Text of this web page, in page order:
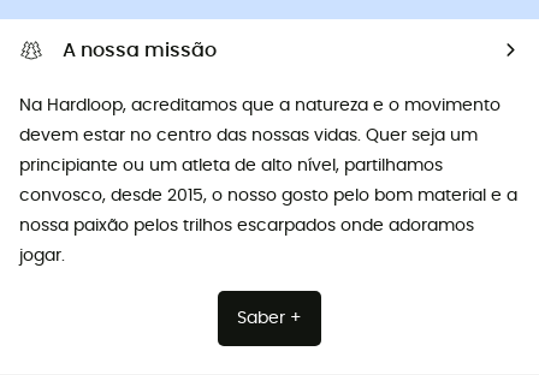
A nossa missão
Na Hardloop, acreditamos que a natureza e o movimento
devem estar no centro das nossas vidas. Quer seja um
principiante ou um atleta de alto nível, partilhamos
convosco, desde 2015, o nosso gosto pelo bom material e a
nossa paixão pelos trilhos escarpados onde adoramos
jogar.
Saber +